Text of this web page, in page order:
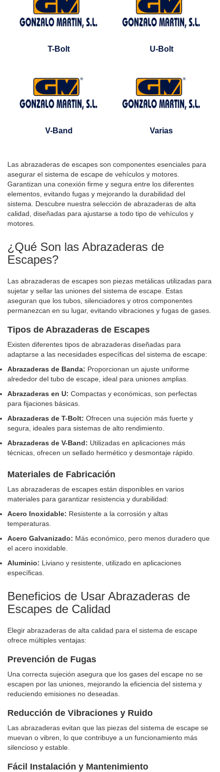
T-Bolt U-Bolt
V-Band Varias
Las abrazaderas de escapes son componentes esenciales para
asegurar el sistema de escape de vehículos y motores.
Garantizan una conexión firme y segura entre los diferentes
elementos, evitando fugas y mejorando la durabilidad del
sistema. Descubre nuestra selección de abrazaderas de alta
calidad, diseñadas para ajustarse a todo tipo de vehículos y
motores.
¿Qué Son las Abrazaderas de
Escapes?
Las abrazaderas de escapes son piezas metálicas utilizadas para
sujetar y sellar las uniones del sistema de escape. Estas
aseguran que los tubos, silenciadores y otros componentes
permanezcan en su lugar, evitando vibraciones y fugas de gases.
Tipos de Abrazaderas de Escapes
Existen diferentes tipos de abrazaderas diseñadas para
adaptarse a las necesidades específicas del sistema de escape:
Abrazaderas de Banda: Proporcionan un ajuste uniforme
alrededor del tubo de escape, ideal para uniones amplias.
Abrazaderas en U: Compactas y económicas, son perfectas
para fijaciones básicas.
Abrazaderas de T-Bolt: Ofrecen una sujeción más fuerte y
segura, ideales para sistemas de alto rendimiento.
Abrazaderas de V-Band: Utilizadas en aplicaciones más
técnicas, ofrecen un sellado hermético y desmontaje rápido.
Materiales de Fabricación
Las abrazaderas de escapes están disponibles en varios
materiales para garantizar resistencia y durabilidad:
Acero Inoxidable: Resistente a la corrosión y altas
temperaturas.
Acero Galvanizado: Más económico, pero menos duradero que
el acero inoxidable.
Aluminio: Liviano y resistente, utilizado en aplicaciones
específicas.
Beneficios de Usar Abrazaderas de
Escapes de Calidad
Elegir abrazaderas de alta calidad para el sistema de escape
ofrece múltiples ventajas:
Prevención de Fugas
Una correcta sujeción asegura que los gases del escape no se
escapen por las uniones, mejorando la eficiencia del sistema y
reduciendo emisiones no deseadas.
Reducción de Vibraciones y Ruido
Las abrazaderas evitan que las piezas del sistema de escape se
muevan o vibren, lo que contribuye a un funcionamiento más
silencioso y estable.
Fácil Instalación y Mantenimiento